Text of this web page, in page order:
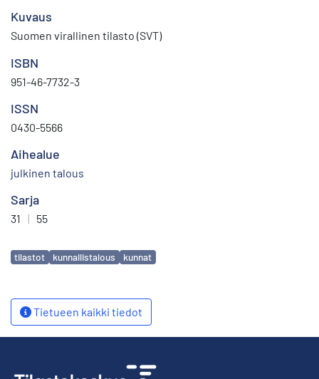
Kuvaus
Suomen virallinen tilasto (SVT)
ISBN
951-46-7732-3
ISSN
0430-5566
Aihealue
julkinen talous
Sarja
31 | 55
Avainsanat
tilastot kunnallistalous kunnat
Tietueen kaikki tiedot